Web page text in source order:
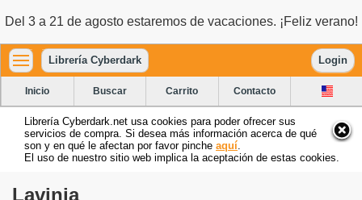
Del 3 a 21 de agosto estaremos de vacaciones. ¡Feliz verano!
Librería Cyberdark Login
Inicio Buscar Carrito Contacto
Librería Cyberdark.net usa cookies para poder ofrecer sus
servicios de compra. Si desea más información acerca de qué
son y en qué le afectan por favor pinche aquí
El uso de nuestro sitio web implica la aceptación de estas cookies.
Lavinia